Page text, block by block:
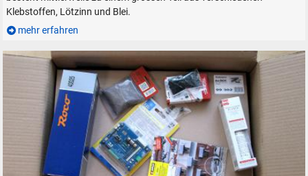
Klebstoffen, Lötzinn und Blei.
mehr erfahren
SUCHEN